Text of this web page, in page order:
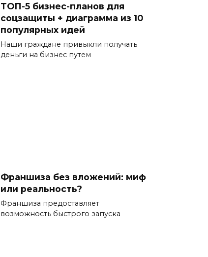
ТОП-5 бизнес-планов для
соцзащиты + диаграмма из 10
популярных идей
Наши граждане привыкли получать
деньги на бизнес путем
Франшиза без вложений: миф
или реальность?
Франшиза предоставляет
возможность быстрого запуска